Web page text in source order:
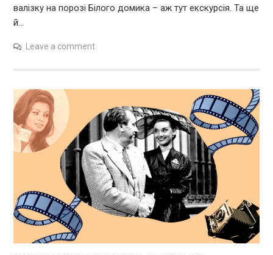
валізку на порозі Білого домика – аж тут екскурсія. Та ще
й…
Leave a comment